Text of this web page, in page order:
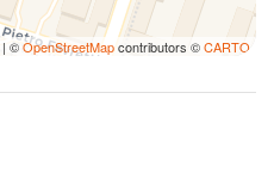
| ©OpenStreetMapcontributors ©CARTO